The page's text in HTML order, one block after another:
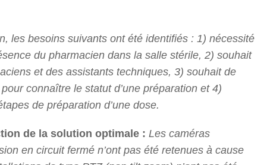
les besoins suivants ont été identifiés : 1) nécessité
du pharmacien dans la salle stérile, 2) souhait
et des assistants techniques, 3) souhait de
connaître le statut d’une préparation et 4)
de préparation d’une dose.
de la solution optimale : Les caméras
en circuit fermé n’ont pas été retenues à cause